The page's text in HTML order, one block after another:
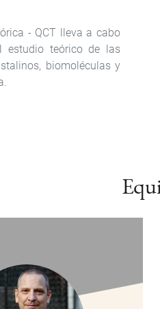
- QCT lleva a cabo
estudio teórico de las
biomoléculas y